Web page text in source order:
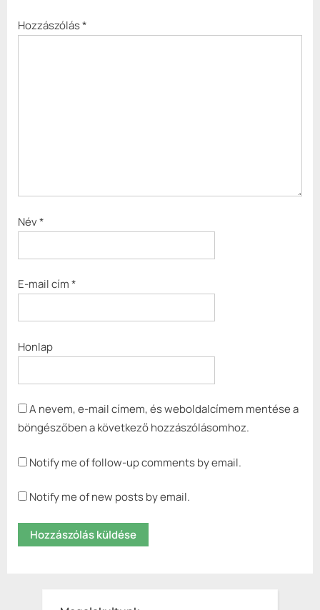
Hozzászólás*
Név*
E-mail cím*
Honlap
A nevem, e-mail címem, és weboldalcímem mentése a
böngészőben a következő hozzászólásomhoz.
Notify me of follow-up comments by email.
Notify me of new posts by email.